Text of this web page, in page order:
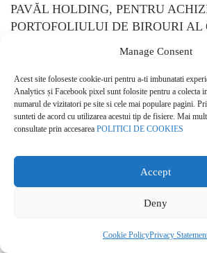
Manage Consent
Acest site foloseste cookie-uri pentru a-ti imbunatati
Analytics și Facebook pixel sunt folosite pentru a colecta
numarul de vizitatori pe site si cele mai populare pagini.
sunteti de acord cu utilizarea acestui tip de fisiere. Mai
consultate prin accesarea POLITICI DE COOKIES
Accept
Deny
Cookie PolicyPrivacy
PAVĂL HOLDING, PENTRU
PORTOFOLIULUI DE BIROURI
W&E ASSETS, PENTRU
IULIUS
YELLOW TREE, PENTRU
TOWER DIN BUCUREȘTI
PROMOTORUL
COMUNIT
SUSTENABILE